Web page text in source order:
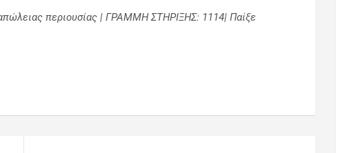
περιουσίας | ΓΡΑΜΜΗ ΣΤΗΡΙΞΗΣ: 1114| Παίξε